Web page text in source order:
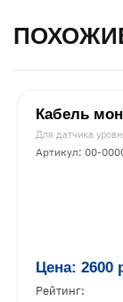
Кабель
Для датчика
Артикул: 00-
Цена: 2600
Рейтинг: